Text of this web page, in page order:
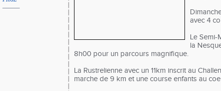
avec 4
Le
la
8h00 pour un parcours magnifique.
La Rustrelienne avec un 11km inscrit au
marche de 9 km et une course enfants au